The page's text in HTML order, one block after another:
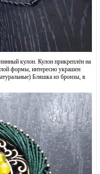
кулон. Кулон прикреплён на
формы, интересно украшен
Бляшка из бронзы, в